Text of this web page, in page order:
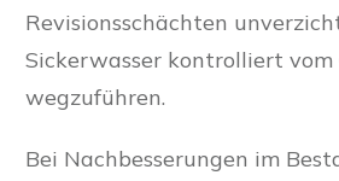
Revisionsschächten
Sickerwasser kontrolliert vom
wegzuführen.
Bei Nachbesserungen im